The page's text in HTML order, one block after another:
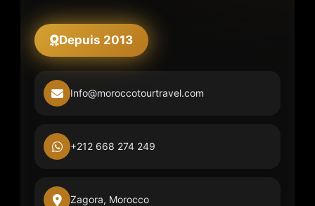
Depuis 2013
Info@moroccotourtravel.com
+212 668 274 249
Zagora, Morocco